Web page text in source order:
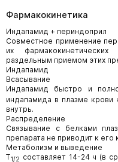
Фармакокинетика
Индапамид + периндоприл
Совместное применение
их
раздельным приемом этих
Индапамид
Всасывание
Индапамид быстро и
индапамида в плазме
внутрь.
Распределение
Связывание с белками
препарата не приводит к его
Метаболизм и выведение
Т1/2 составляет 14-24 ч (в